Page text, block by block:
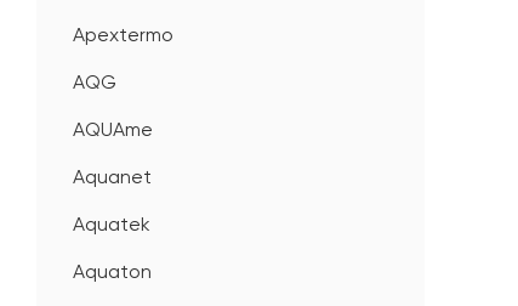
Apextermo
AQG
AQUAme
Aquanet
Aquatek
Aquaton